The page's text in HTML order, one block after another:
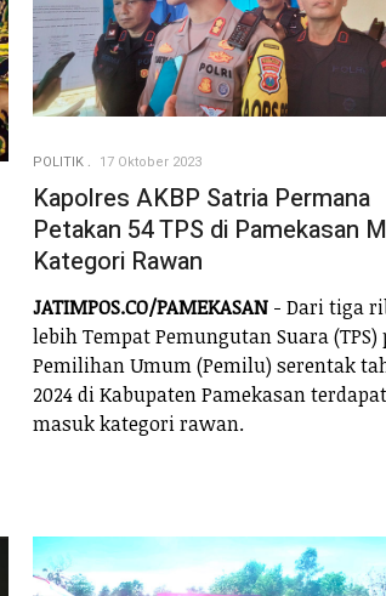
POLITIK 17 Oktober 2023
Kapolres AKBP Satria Permana
Petakan 54 TPS di Pamekasan
Kategori Rawan
JATIMPOS.CO/PAMEKASAN - Dari tiga
lebih Tempat Pemungutan Suara (TPS)
Pemilihan Umum (Pemilu) serentak
2024 di Kabupaten Pamekasan terdapat
masuk kategori rawan.